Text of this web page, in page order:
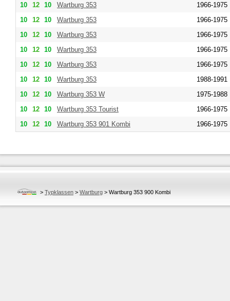
10
12 10 Wartburg 353
1966-1975
10
12 10 Wartburg 353
1966-1975
10
12 10 Wartburg 353
1966-1975
10
12 10 Wartburg 353
1966-1975
10
12 10 Wartburg 353
1966-1975
10
12 10 Wartburg 353
1988-1991
10
12 10 Wartburg 353 W
1975-1988
10
12 10 Wartburg 353 Tourist
1966-1975
10
12 10 Wartburg 353 901 Kombi 1966-1975
> Typklassen > Wartburg > Wartburg 353 900 Kombi